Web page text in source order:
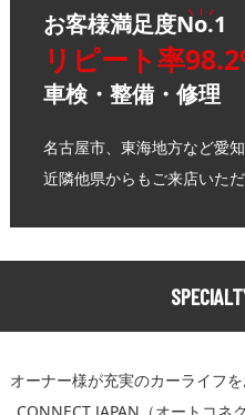
お客様満足度No.1
リピート率
車検・整備・修理
名古屋市、東海地方など愛
近隣他県からもご来店いた
オーナー様が充実のカーライフ